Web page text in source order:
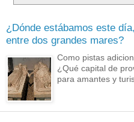
¿Dónde estábamos este día,
entre dos grandes mares?
Como pistas
¿Qué capital de
para amantes y